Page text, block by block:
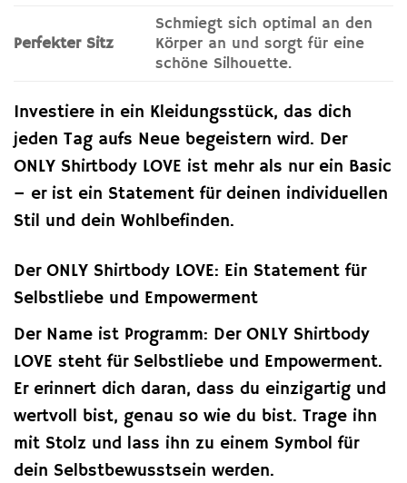
Perfekter Sitz
Schmiegt sich optimal an den
Körper an und sorgt für eine
schöne Silhouette.
Investiere in ein Kleidungsstück, das dich
jeden Tag aufs Neue begeistern wird. Der
ONLY Shirtbody LOVE ist mehr als nur ein Basic
– er ist ein Statement für deinen individuellen
Stil und dein Wohlbefinden.
Der ONLY Shirtbody LOVE: Ein Statement für
Selbstliebe und Empowerment
Der Name ist Programm: Der ONLY Shirtbody
LOVE steht für Selbstliebe und Empowerment.
Er erinnert dich daran, dass du einzigartig und
wertvoll bist, genau so wie du bist. Trage ihn
mit Stolz und lass ihn zu einem Symbol für
dein Selbstbewusstsein werden.